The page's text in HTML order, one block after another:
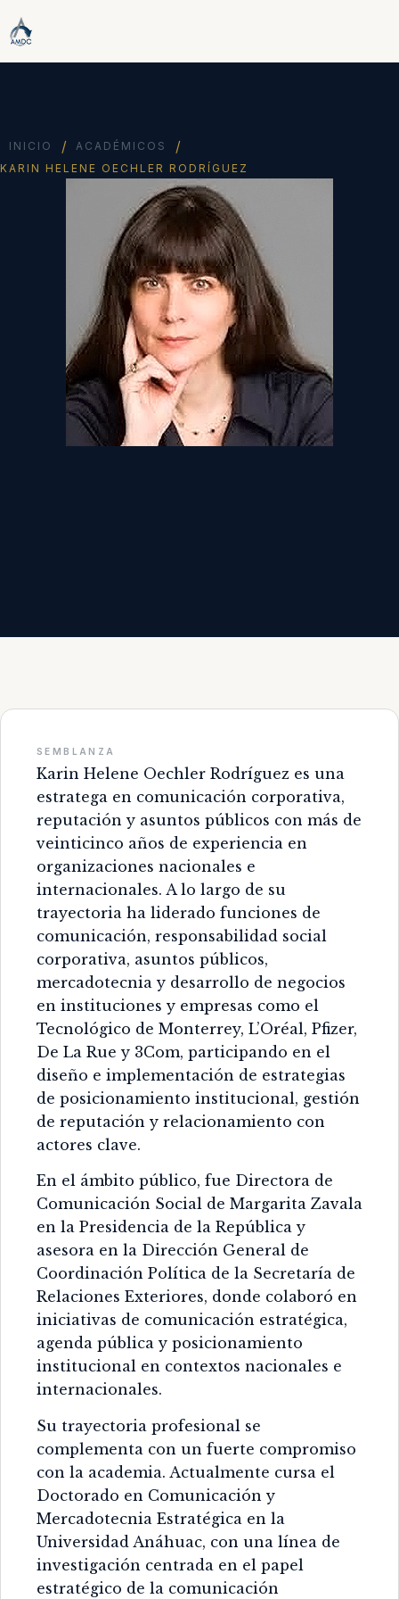
INICIO / ACADÉMICOS /
KARIN HELENE OECHLER RODRÍGUEZ
SEMBLANZA
Karin Helene Oechler Rodríguez es una
estratega en comunicación corporativa,
reputación y asuntos públicos con más de
veinticinco años de experiencia en
organizaciones nacionales e
internacionales. A lo largo de su
trayectoria ha liderado funciones de
comunicación, responsabilidad social
corporativa, asuntos públicos,
mercadotecnia y desarrollo de negocios
en instituciones y empresas como el
Tecnológico de Monterrey, L’Oréal, Pfizer,
De La Rue y 3Com, participando en el
diseño e implementación de estrategias
de posicionamiento institucional, gestión
de reputación y relacionamiento con
actores clave.
En el ámbito público, fue Directora de
Comunicación Social de Margarita Zavala
en la Presidencia de la República y
asesora en la Dirección General de
Coordinación Política de la Secretaría de
Relaciones Exteriores, donde colaboró en
iniciativas de comunicación estratégica,
agenda pública y posicionamiento
institucional en contextos nacionales e
internacionales.
Su trayectoria profesional se
complementa con un fuerte compromiso
con la academia. Actualmente cursa el
Doctorado en Comunicación y
Mercadotecnia Estratégica en la
Universidad Anáhuac, con una línea de
investigación centrada en el papel
estratégico de la comunicación